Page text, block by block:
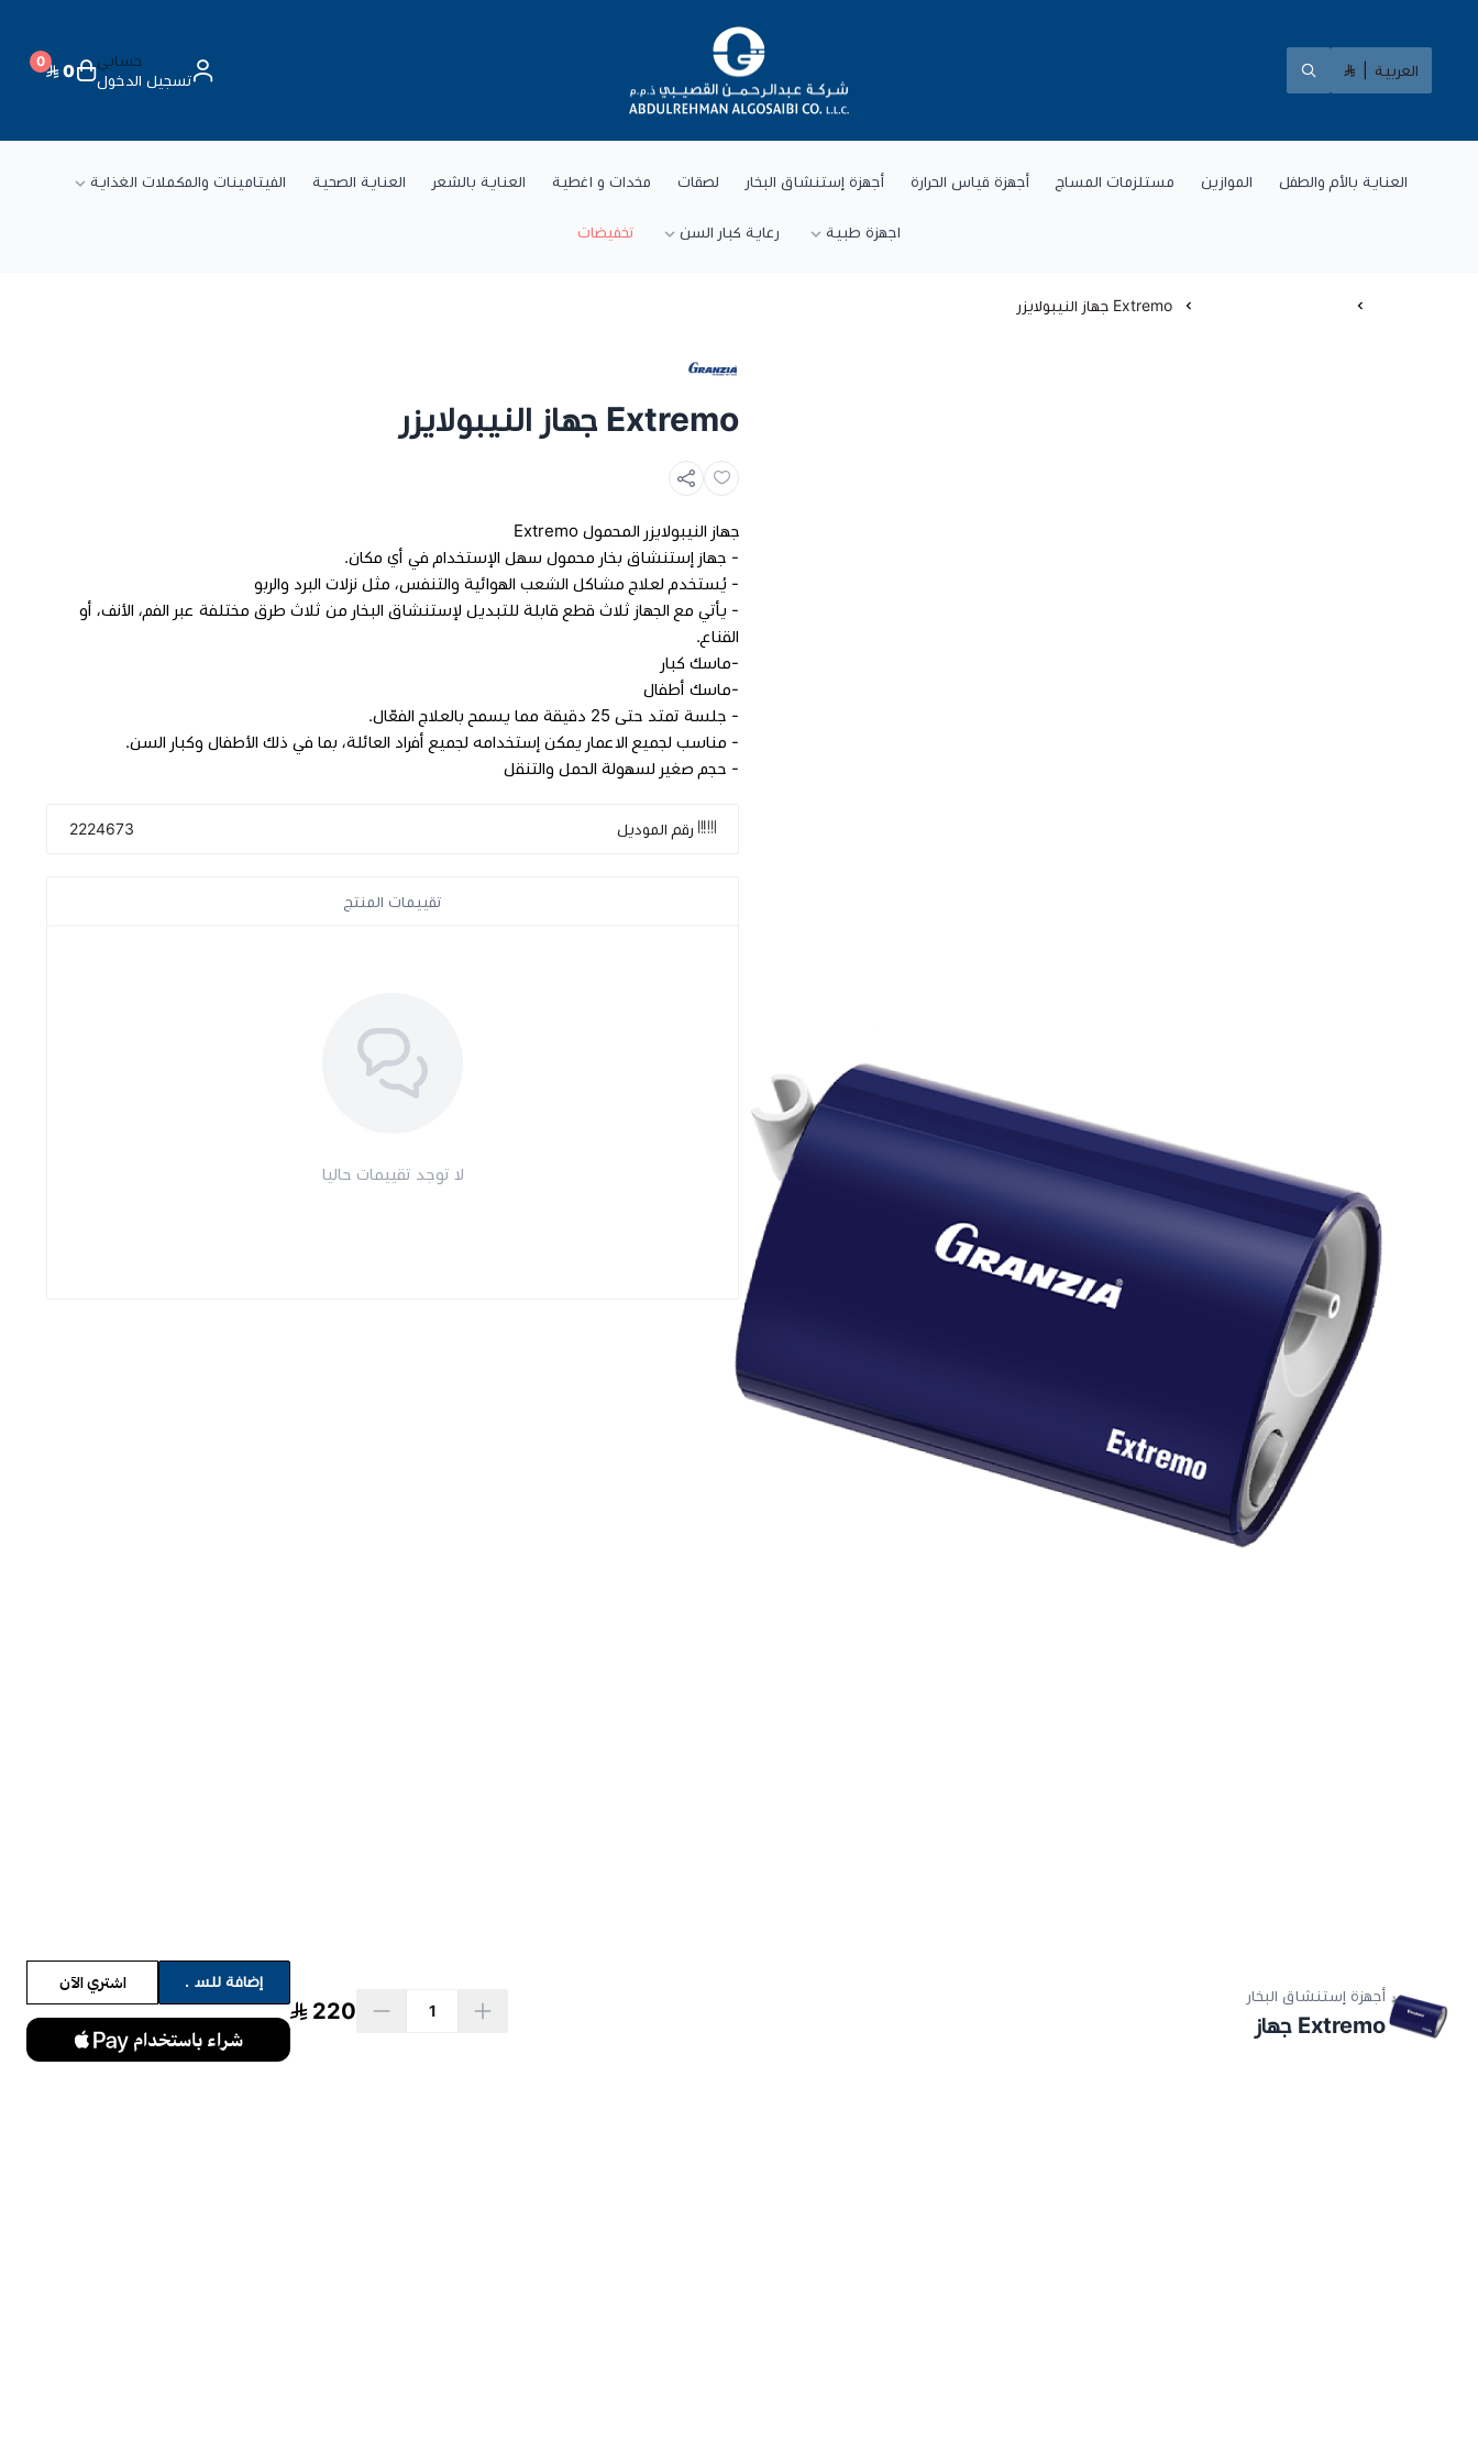
العربية
شركة عبد الرحمن القصيبي للتجارة العامة
حسابي
تسجيل الدخول
0
0
العناية بالأم والطفل الموازين مستلزمات المساج أجهزة قياس الحرارة أجهزة إستنشاق البخار لصقات مخدات و اغطية العناية بالشعر العناية الصحية الفيتامينات والمكملات الغذاية
اجهزة طبية رعاية كبار السن تخفيضات
Extremo جهاز النيبولايزر
Extremo جهاز النيبولايزر
جهاز النيبولايزر المحمول Extremo
- جهاز إستنشاق بخار محمول سهل الإستخدام في أي مكان.
- يُستخدم لعلاج مشاكل الشعب الهوائية والتنفس، مثل نزلات البرد والربو
- يأتي مع الجهاز ثلاث قطع قابلة للتبديل لإستنشاق البخار من ثلاث طرق مختلفة عبر الفم، الأنف، أو
القناع.
-ماسك كبار
-ماسك أطفال
- جلسة تمتد حتى 25 دقيقة مما يسمح بالعلاج الفعّال.
- مناسب لجميع الاعمار يمكن إستخدامه لجميع أفراد العائلة، بما في ذلك الأطفال وكبار السن.
- حجم صغير لسهولة الحمل والتنقل
رقم الموديل 2224673
أجهزة إستنشاق البخار
Extremo جهاز
220
إضافة للسلة اشتري الآن
تقييمات المنتج
لا توجد تقييمات حاليا